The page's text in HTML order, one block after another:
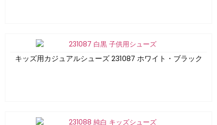
キッズ用カジュアルシューズ 231087 ホワイト・ブラック